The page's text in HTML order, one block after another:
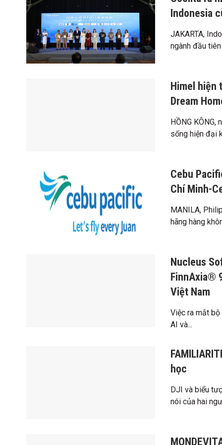
Indonesia
JAKARTA,
ngành đầu
Himel hiện
Dream
HỒNG
sống hiện đại
Cebu
Chí Minh-
MANILA,
hãng hàng
Nucleus
FinnAxia®
Việt Nam
Việc ra mắt
AI và...
học
DJI và biểu
nói của hai